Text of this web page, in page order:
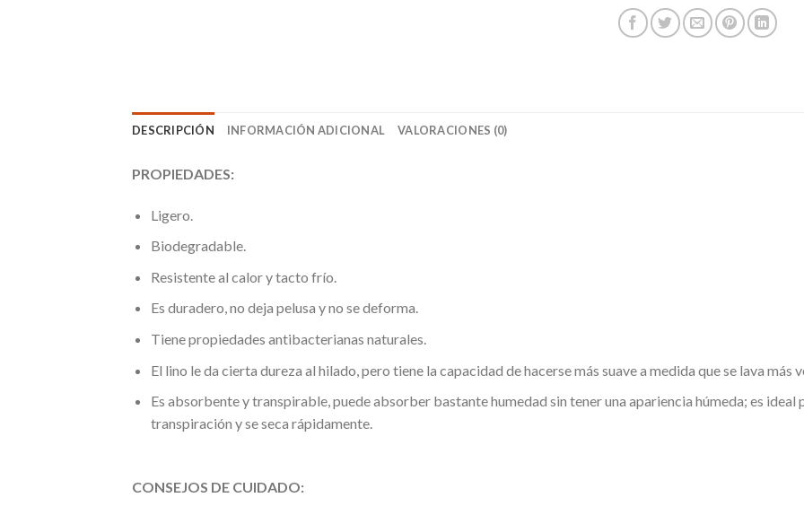
DESCRIPCIÓN INFORMACIÓN ADICIONAL VALORACIONES (0)
PROPIEDADES:
Ligero.
Biodegradable.
Resistente al calor y tacto frío.
Es duradero, no deja pelusa y no se deforma.
Tiene propiedades antibacterianas naturales.
El lino le da cierta dureza al hilado, pero tiene la capacidad de hacerse más suave a medida que se lava más
Es absorbente y transpirable, puede absorber bastante humedad sin tener una apariencia húmeda; es ideal
transpiración y se seca rápidamente.
CONSEJOS DE CUIDADO: